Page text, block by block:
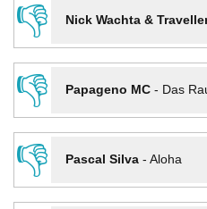
👎
Nick Wachta &
👎
Papageno MC- Das
👎
Pascal Silva- Aloha